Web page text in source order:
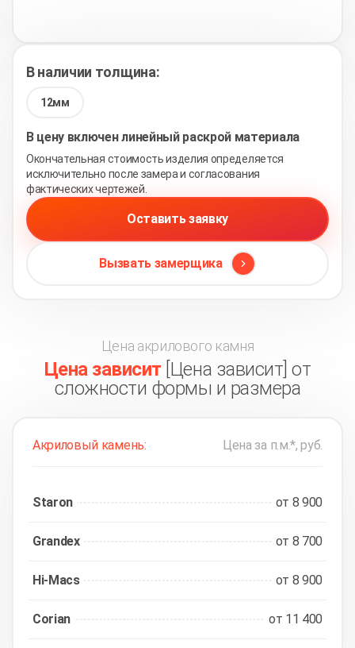
В наличии толщина:
12мм
В цену включен линейный раскрой материала
Окончательная стоимость изделия определяется
исключительно после замера и согласования
фактических чертежей.
Оставить заявку
Вызвать замерщика
Цена акрилового камня
Цена зависит [Цена зависит] от
сложности формы и размера
Акриловый камень: Цена за п.м.*, руб.
Staron от 8 900
Grandex от 8 700
Hi-Macs от 8 900
Corian от 11 400